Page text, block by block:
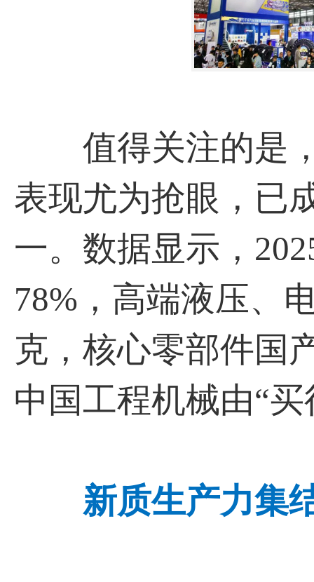
值得关注的是，
表现尤为抢眼，已
一。数据显示，
78%，高端液压、
克，核心零部件国
中国工程机械由“
新质生产力集